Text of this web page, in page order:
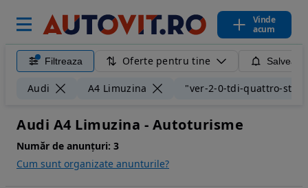
Vinde
acum
Filtreaza Oferte pentru tine
Audi A4 Limuzina "ver-2-0-tdi-quattro-
Audi A4 Limuzina - Autoturisme
Număr de anunțuri: 3
Cum sunt organizate anunturile?